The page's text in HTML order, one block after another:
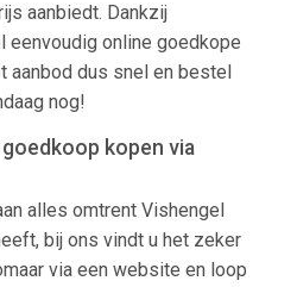
aanbiedt. Dankzij
eenvoudig online goedkope
aanbod dus snel en bestel
nog!
kopen via
alles omtrent Vishengel
bij ons vindt u het zeker
via een website en loop